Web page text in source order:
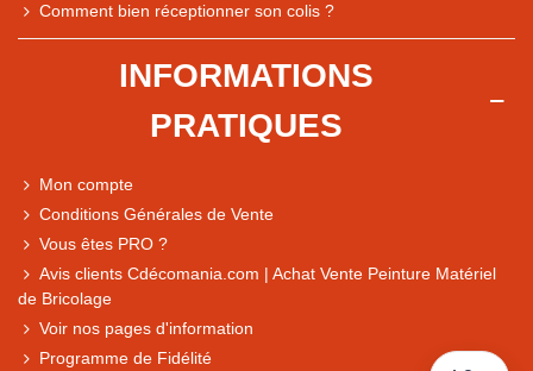
Comparaison des performances du magasin
Express, Chez vous, Point relais, Retrait magasin
Comment bien réceptionner son colis ?
INFORMATIONS
PRATIQUES
Mon compte
Conditions Générales de Vente
Vous êtes PRO ?
Avis clients Cdécomania.com | Achat Vente Peinture Matériel
de Bricolage
Voir nos pages d'information
Programme de Fidélité